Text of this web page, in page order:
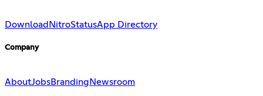
Download NitroStatusApp Directory
Company
AboutJobsBranding Newsroom